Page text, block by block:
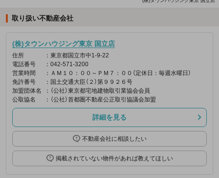
取り扱い不動産会社
(株)タウンハウジング東京 国立店
住所
：東京都国立市中1-9-22
電話番号
：042-571-3200
営業時間
：ＡＭ１０：００～ＰＭ７：００（定休日：毎週水曜日）
免許番号
：国土交通大臣（２）第９９２６号
加盟団体名
：（公社）東京都宅地建物取引業協会会員
公取協名
：（公社）首都圏不動産公正取引協議会加盟
詳細を見る
不動産会社に相談したい
掲載されていない物件があれば教えてほしい